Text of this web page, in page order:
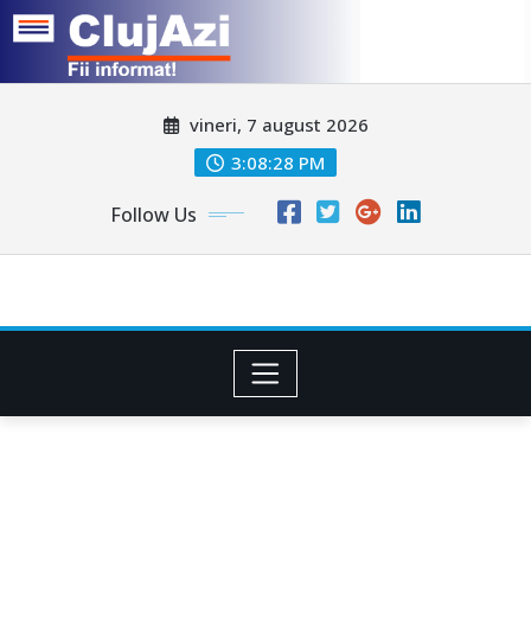
vineri, 7 august 2026
3:08:30 PM
Follow Us